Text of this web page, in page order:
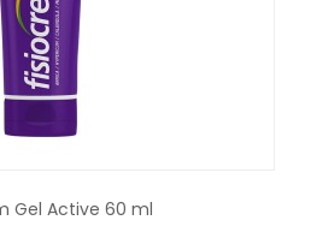
Gel Active 60 ml